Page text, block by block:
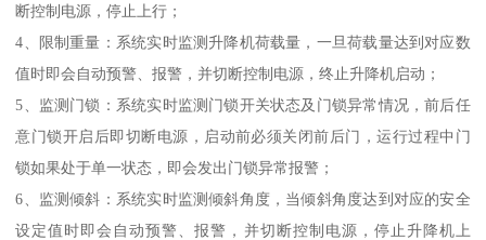
断控制电源，停止上行；
4、限制重量：系统实时监测升降机荷载量，一旦荷载量达到对应数
值时即会自动预警、报警，并切断控制电源，终止升降机启动；
5、监测门锁：系统实时监测门锁开关状态及门锁异常情况，前后任
意门锁开启后即切断电源，启动前必须关闭前后门，运行过程中门
锁如果处于单一状态，即会发出门锁异常报警；
6、监测倾斜：系统实时监测倾斜角度，当倾斜角度达到对应的安全
设定值时即会自动预警、报警，并切断控制电源，停止升降机上